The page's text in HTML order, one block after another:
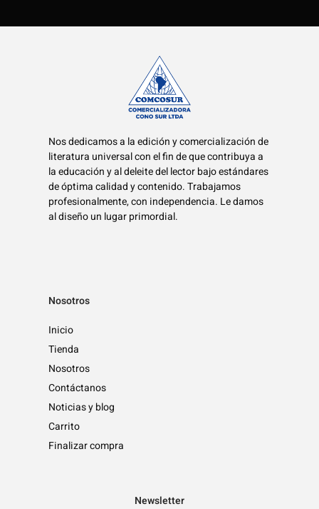
Nos dedicamos a la edición y comercialización de
literatura universal con el fin de que contribuya a
la educación y al deleite del lector bajo estándares
de óptima calidad y contenido. Trabajamos
profesionalmente, con independencia. Le damos
al diseño un lugar primordial.
Nosotros
Inicio
Tienda
Nosotros
Contáctanos
Noticias y blog
Carrito
Finalizar compra
Newsletter